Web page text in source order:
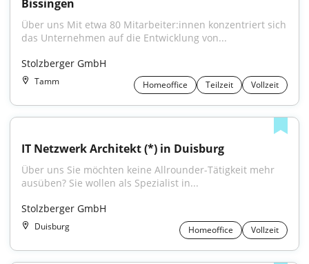
Bissingen
Über uns Mit etwa 80 Mitarbeiter:innen konzentriert sich
das Unternehmen auf die Entwicklung von...
Stolzberger GmbH
Tamm Homeoffice Teilzeit Vollzeit
IT Netzwerk Architekt (*) in Duisburg
Über uns Sie möchten keine Allrounder-Tätigkeit mehr
ausüben? Sie wollen als Spezialist in...
Stolzberger GmbH
Duisburg Homeoffice Vollzeit